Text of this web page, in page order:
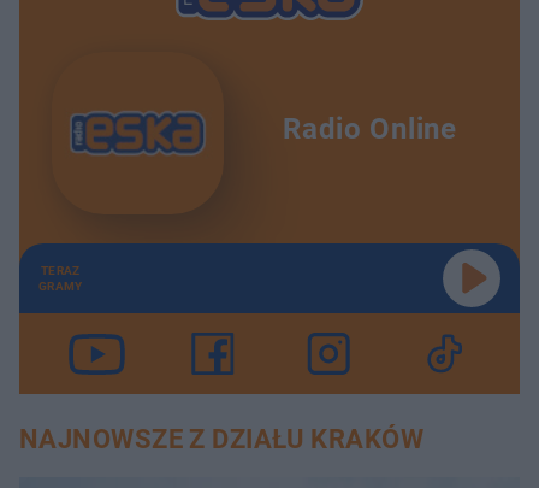
Radio Online
TERAZ
GRAMY
NAJNOWSZE Z DZIAŁU KRAKÓW